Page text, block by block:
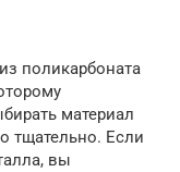
поликарбоната
материал
тщательно. Если
вы